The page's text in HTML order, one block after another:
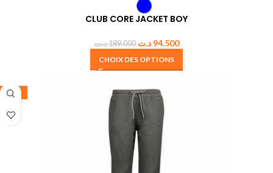
CLUB CORE JACKET BOY
189.000د.ت 94.500 د.ت
CHOIX DES OPTIONS
-50%